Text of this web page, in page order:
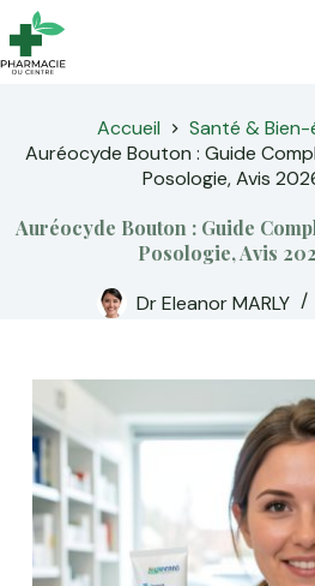
Passer
au
contenu
Accueil
Santé &
Auréocyde Bouton : Guide
Posologie, Avis
Auréocyde Bouton : Guide
Posologie, Avis
Dr Eleanor MARLY